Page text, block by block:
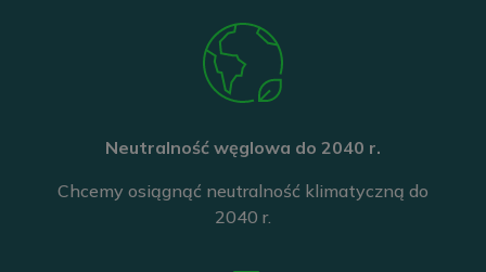
Neutralność węglowa do 2040 r.
Chcemy osiągnąć neutralność klimatyczną do
2040 r.